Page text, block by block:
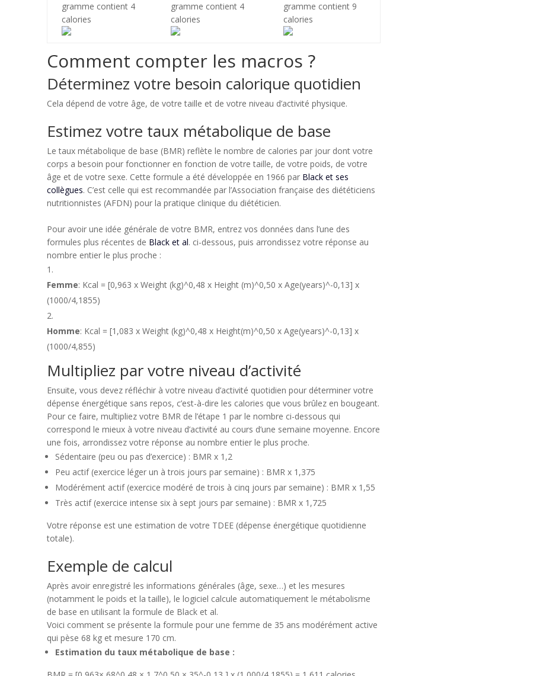
gramme contient 4
calories
gramme contient 4
calories
gramme contient 9
calories
Comment compter les macros ?
Déterminez votre besoin calorique quotidien
Cela dépend de votre âge, de votre taille et de votre niveau d’activité physique.
Estimez votre taux métabolique de base
Le taux métabolique de base (BMR) reflète le nombre de calories par jour dont votre
corps a besoin pour fonctionner en fonction de votre taille, de votre poids, de votre
âge et de votre sexe. Cette formule a été développée en 1966 par Black et ses
collègues. C’est celle qui est recommandée par l’Association française des diététiciens
nutritionnistes (AFDN) pour la pratique clinique du diététicien.
Pour avoir une idée générale de votre BMR, entrez vos données dans l’une des
formules plus récentes de Black et al. ci-dessous, puis arrondissez votre réponse au
nombre entier le plus proche :
Femme: Kcal = [0,963 x Weight (kg)^0,48 x Height (m)^0,50 x Age(years)^-0,13] x
(1000/4,1855)
Homme: Kcal = [1,083 x Weight (kg)^0,48 x Height(m)^0,50 x Age(years)^-0,13] x
(1000/4,855)
Multipliez par votre niveau d’activité
Ensuite, vous devez réfléchir à votre niveau d’activité quotidien pour déterminer votre
dépense énergétique sans repos, c’est-à-dire les calories que vous brûlez en bougeant.
Pour ce faire, multipliez votre BMR de l’étape 1 par le nombre ci-dessous qui
correspond le mieux à votre niveau d’activité au cours d’une semaine moyenne. Encore
une fois, arrondissez votre réponse au nombre entier le plus proche.
Sédentaire (peu ou pas d’exercice) : BMR x 1,2
Peu actif (exercice léger un à trois jours par semaine) : BMR x 1,375
Modérément actif (exercice modéré de trois à cinq jours par semaine) : BMR x 1,55
Très actif (exercice intense six à sept jours par semaine) : BMR x 1,725
Votre réponse est une estimation de votre TDEE (dépense énergétique quotidienne
totale).
Exemple de calcul
Après avoir enregistré les informations générales (âge, sexe…) et les mesures
(notamment le poids et la taille), le logiciel calcule automatiquement le métabolisme
de base en utilisant la formule de Black et al.
Voici comment se présente la formule pour une femme de 35 ans modérément active
qui pèse 68 kg et mesure 170 cm.
Estimation du taux métabolique de base :